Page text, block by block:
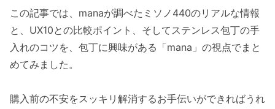
この記事では、manaが調べたミソノ440のリアルな情報
と、UX10との比較ポイント、そしてステンレス包丁の手
入れのコツを、包丁に興味がある「mana」の視点でまと
めてみました。
購入前の不安をスッキリ解消するお手伝いができればうれ